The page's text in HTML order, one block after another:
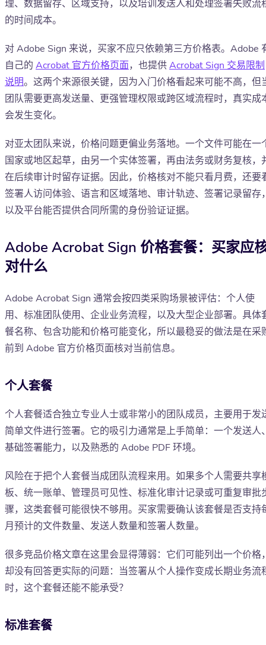
理、数据留存、区域支持，以及培训发送人和处理签署失败流
的时间成本。
对 Adobe Sign 来说，买家不应只依赖第三方价格表。Adobe
自己的 Acrobat 官方价格页面，也提供Acrobat Sign 交易限制
说明。这两个来源很关键，因为入门价格看起来可能不高，但
团队需要更高发送量、更强管理权限或跨区域流程时，真实成
会发生变化。
对亚太团队来说，价格问题更偏业务落地。一个文件可能在一
国家或地区起草，由另一个实体签署，再由法务或财务复核，
在后续审计时留存证据。因此，价格核对不能只看月费，还要
签署人访问体验、语言和区域落地、审计轨迹、签署记录留存
以及平台能否提供合同所需的身份验证证据。
Adobe Acrobat Sign 价格套餐：买家应
对什么
Adobe Acrobat Sign 通常会按四类采购场景被评估：个人使
用、标准团队使用、企业业务流程，以及大型企业部署。具体
餐名称、包含功能和价格可能变化，所以最稳妥的做法是在采
前到 Adobe 官方价格页面核对当前信息。
个人套餐
个人套餐适合独立专业人士或非常小的团队成员，主要用于发
简单文件进行签署。它的吸引力通常是上手简单：一个发送人
基础签署能力，以及熟悉的 Adobe PDF 环境。
风险在于把个人套餐当成团队流程来用。如果多个人需要共享
板、统一账单、管理员可见性、标准化审计记录或可重复审批
骤，这类套餐可能很快不够用。买家需要确认该套餐是否支持
月预计的文件数量、发送人数量和签署人数量。
很多竞品价格文章在这里会显得薄弱：它们可能列出一个价格
却没有回答更实际的问题：当签署从个人操作变成长期业务流
时，这个套餐还能不能承受？
标准套餐